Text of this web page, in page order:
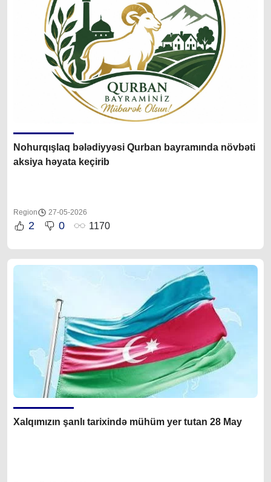
Nohurqışlaq bələdiyyəsi Qurban bayramında növbəti
aksiya həyata keçirib
Region 27-05-2026
2 0 1170
Xalqımızın şanlı tarixində mühüm yer tutan 28 May